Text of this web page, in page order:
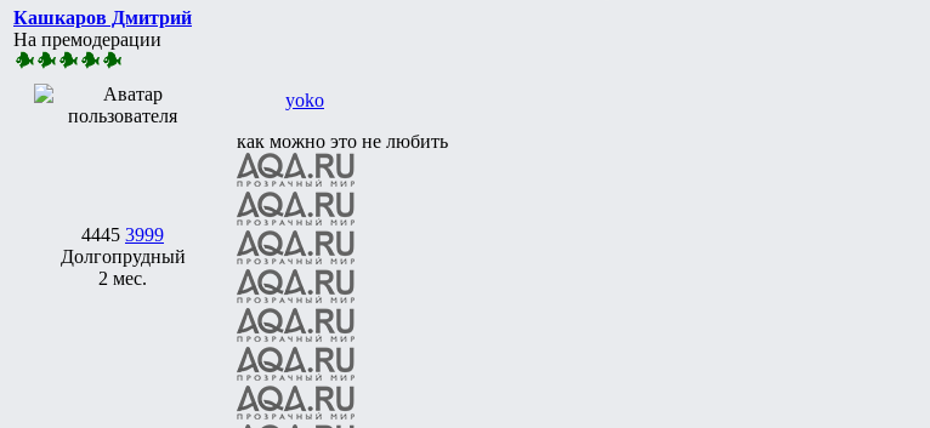
Кашкаров Дмитрий
На премодерации
4445 3999
Долгопрудный
2 мес.
yoko
как можно это не любить